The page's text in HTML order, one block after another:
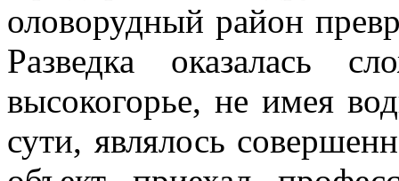
оловорудный район
Разведка оказалась
высокогорье, не имея
сути, являлось